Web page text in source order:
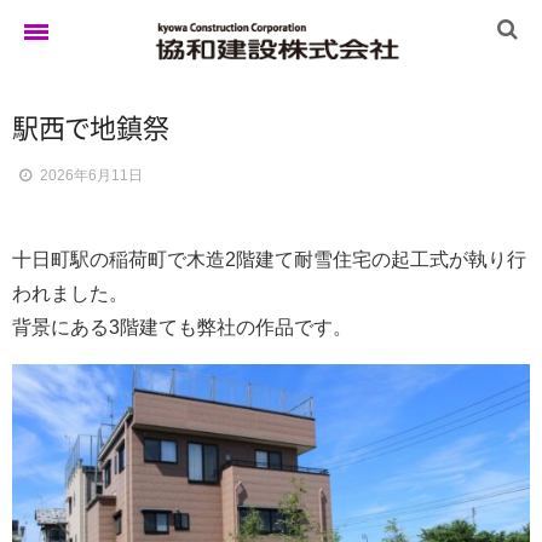
ホーム
実例集
ブログ
イベント
駅西で地鎮祭
2026年6月11日
十日町駅の稲荷町で木造2階建て耐雪住宅の起工式が執り行
われました。
背景にある3階建ても弊社の作品です。